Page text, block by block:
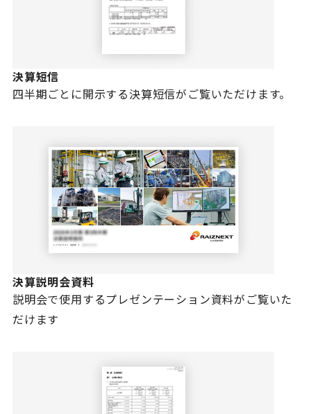
決算短信
四半期ごとに開示する決算短信がご覧いただけます。
決算説明会資料
説明会で使用するプレゼンテーション資料がご覧いた
だけます